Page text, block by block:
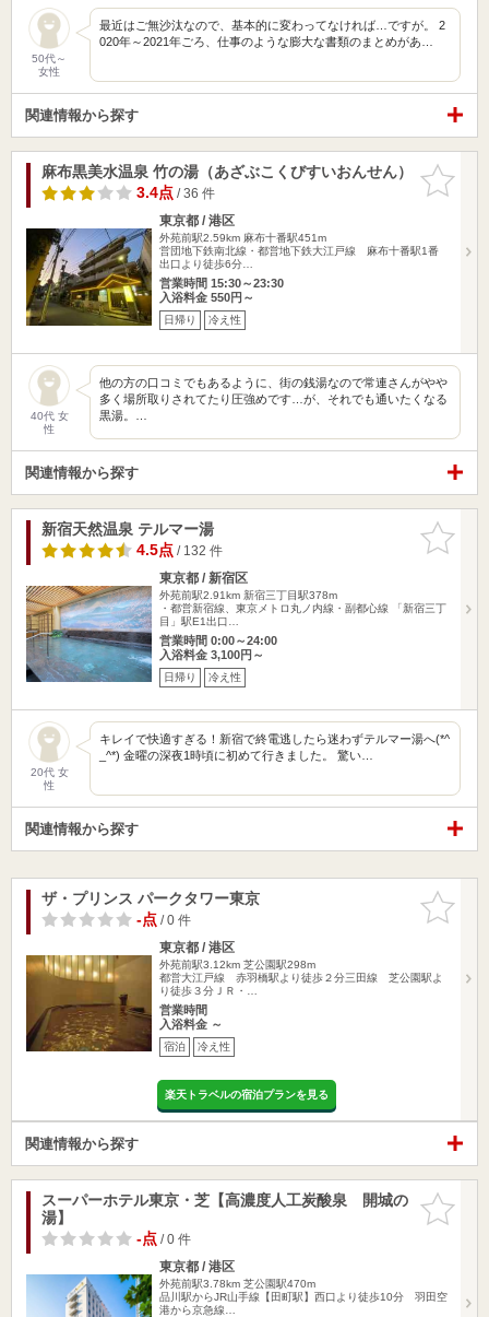
50代～
女性
最近はご無沙汰なので、基本的に変わってなければ…ですが。 2
020年～2021年ごろ、仕事のような膨大な書類のまとめがあ…
関連情報から探す
お気に入
りに追加
麻布黒美水温泉 竹の湯（あざぶこくびすいおんせん）
3.4点/ 36 件
東京都 / 港区
外苑前駅2.59km 麻布十番駅451m
営団地下鉄南北線・都営地下鉄大江戸線 麻布十番駅1番
出口より徒歩6分…
営業時間 15:30～23:30
入浴料金 550円～
日帰り 冷え性
40代 女
性
他の方の口コミでもあるように、街の銭湯なので常連さんがやや
多く場所取りされてたり圧強めです…が、それでも通いたくなる
黒湯。…
関連情報から探す
お気に入
りに追加
新宿天然温泉 テルマー湯
4.5点/ 132 件
東京都 / 新宿区
外苑前駅2.91km 新宿三丁目駅378m
・都営新宿線、東京メトロ丸ノ内線・副都心線 「新宿三丁
目」駅E1出口…
営業時間 0:00～24:00
入浴料金 3,100円～
日帰り 冷え性
20代 女
性
キレイで快適すぎる！新宿で終電逃したら迷わずテルマー湯へ(*^
_^*) 金曜の深夜1時頃に初めて行きました。 驚い…
関連情報から探す
お気に入
りに追加
ザ・プリンス パークタワー東京
-点/ 0 件
東京都 / 港区
外苑前駅3.12km 芝公園駅298m
都営大江戸線 赤羽橋駅より徒歩２分三田線 芝公園駅よ
り徒歩３分ＪＲ・…
営業時間
入浴料金 ～
宿泊 冷え性
楽天トラベルの宿泊プランを見る
関連情報から探す
お気に入
りに追加
スーパーホテル東京・芝【高濃度人工炭酸泉 開城の
湯】
-点/ 0 件
東京都 / 港区
外苑前駅3.78km 芝公園駅470m
品川駅からJR山手線【田町駅】西口より徒歩10分 羽田空
港から京急線…